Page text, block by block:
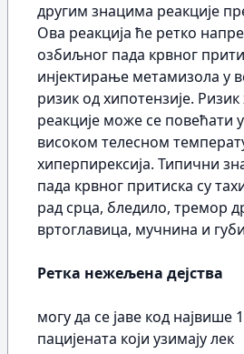
другим знацима реакције
Ова реакција ће ретко
озбиљног пада крвног
инјектирање метамизола у
ризик од хипотензије.
реакције може се повећати
високом телесном
хиперпирексија. Типични
пада крвног притиска су
рад срца, бледило, тремор
вртоглавица, мучнина и
Ретка нежељена дејства
могу да се јаве код највише
пацијената који узимају лек